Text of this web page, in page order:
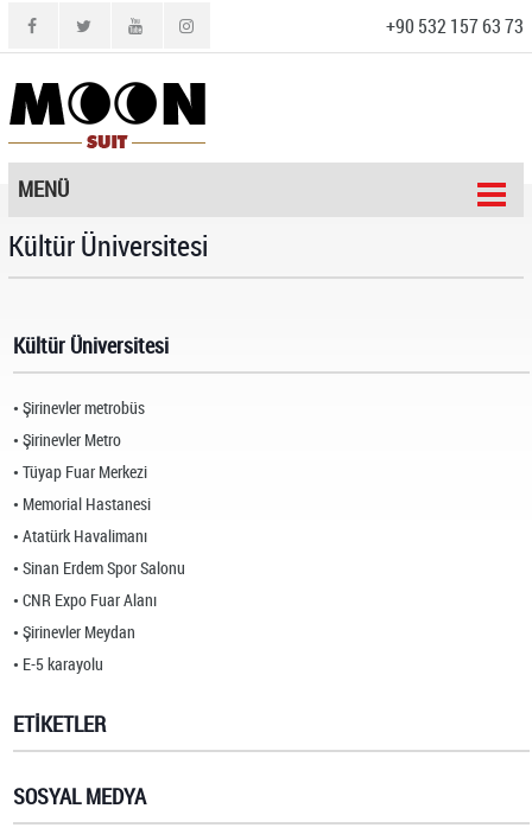
+90 532 157 63 73
MENÜ
Kültür Üniversitesi
Kültür Üniversitesi
Şirinevler metrobüs
Şirinevler Metro
Tüyap Fuar Merkezi
Memorial Hastanesi
Atatürk Havalimanı
Sinan Erdem Spor Salonu
CNR Expo Fuar Alanı
Şirinevler Meydan
E-5 karayolu
ETİKETLER
SOSYAL MEDYA